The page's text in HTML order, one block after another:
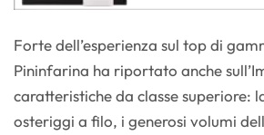
Forte dell’esperienza sul top di
Pininfarina ha riportato anche
caratteristiche da classe superiore:
osteriggi a filo, i generosi volumi